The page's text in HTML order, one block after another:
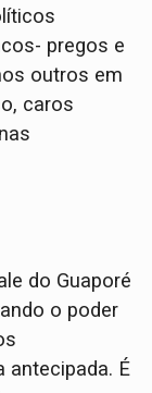
pregos e
outros em
caros
do Guaporé
o poder
antecipada. É